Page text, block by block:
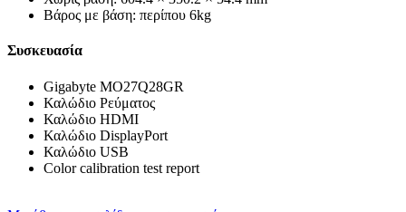
Βάρος με βάση: περίπου 6kg
Συσκευασία
Gigabyte MO27Q28GR
Καλώδιο Ρεύματος
Καλώδιο HDMI
Καλώδιο DisplayPort
Καλώδιο USB
Color calibration test report